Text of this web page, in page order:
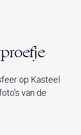
op Kasteel
van de